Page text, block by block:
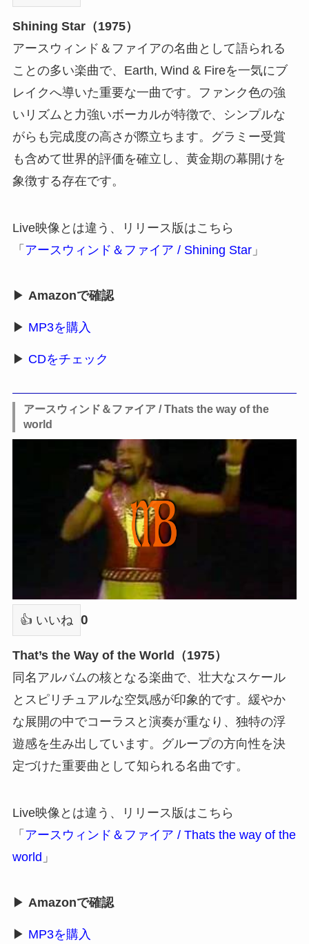
Shining Star（1975）
アースウィンド＆ファイアの名曲として語られる
ことの多い楽曲で、Earth, Wind & Fireを一気にブ
レイクへ導いた重要な一曲です。ファンク色の強
いリズムと力強いボーカルが特徴で、シンプルな
がらも完成度の高さが際立ちます。グラミー受賞
も含めて世界的評価を確立し、黄金期の幕開けを
象徴する存在です。
Live映像とは違う、リリース版はこちら
「 アースウィンド＆ファイア / Shining Star」
▶ Amazonで確認
▶ MP3を購入
▶ CDをチェック
アースウィンド＆ファイア / Thats the way of the
world
👍 いいね 0
That’s the Way of the World（1975）
同名アルバムの核となる楽曲で、壮大なスケール
とスピリチュアルな空気感が印象的です。緩やか
な展開の中でコーラスと演奏が重なり、独特の浮
遊感を生み出しています。グループの方向性を決
定づけた重要曲として知られる名曲です。
Live映像とは違う、リリース版はこちら
「 アースウィンド＆ファイア / Thats the way of the
world 」
▶ Amazonで確認
▶ MP3を購入